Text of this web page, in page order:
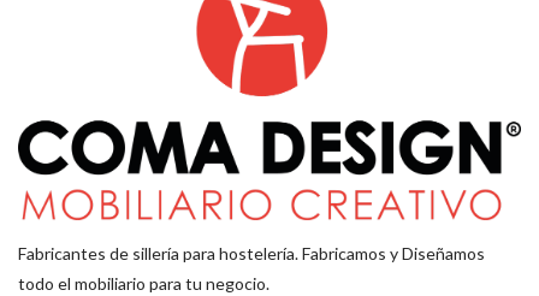
Fabricantes de sillería para hostelería. Fabricamos y Diseñamos
todo el mobiliario para tu negocio.